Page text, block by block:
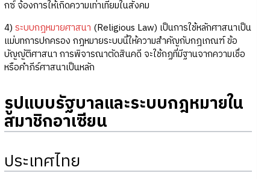
กซ์ จ้องการให้เกิดความเท่าเทียมในสังคม
4) ระบบกฎหมายศาสนา (Religious Law) เป็นการใช้หลักศาสนาเป็น
แม่บทการปกครอง กฎหมายระบบนี้ให้ความสำคัญกับกฎเกณฑ์ ข้อ
บัญญัติศาสนา การพิจารณาตัดสินคดี จะใช้กฏที่มีฐานจากความเชื่อ
หรือคำภีร์ศาสนาเป็นหลัก
รูปแบบรัฐบาลและระบบกฎหมายใน
สมาชิกอาเซียน
ประเทศไทย